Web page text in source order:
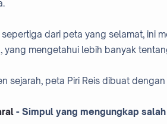
dari peta yang selamat, ini
yang mengetahui lebih banyak
sejarah, peta Piri Reis dibuat
- Simpul yang mengungkap